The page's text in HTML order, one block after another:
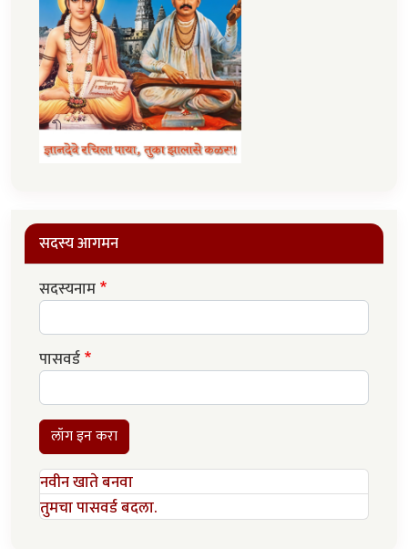
सदस्य आगमन
सदस्यनाम
पासवर्ड
लॉग इन करा
नवीन खाते बनवा
तुमचा पासवर्ड बदला.